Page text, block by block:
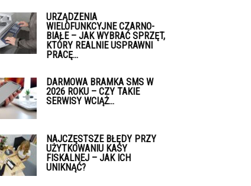
URZĄDZENIA
WIELOFUNKCYJNE CZARNO-
BIAŁE – JAK WYBRAĆ SPRZĘT,
KTÓRY REALNIE USPRAWNI
PRACĘ...
DARMOWA BRAMKA SMS W
2026 ROKU – CZY TAKIE
SERWISY WCIĄŻ...
NAJCZĘSTSZE BŁĘDY PRZY
UŻYTKOWANIU KASY
FISKALNEJ – JAK ICH
UNIKNĄĆ?